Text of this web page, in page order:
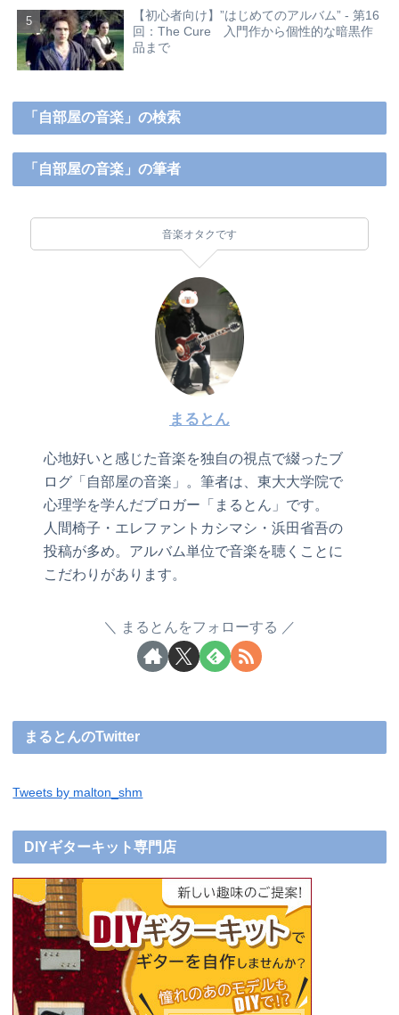
【初心者向け】”はじめてのアルバム” - 第16
回：The Cure 入門作から個性的な暗黒作
品まで
「自部屋の音楽」の検索
「自部屋の音楽」の筆者
音楽オタクです
まるとん
心地好いと感じた音楽を独自の視点で綴ったブ
ログ「自部屋の音楽」。筆者は、東大大学院で
心理学を学んだブロガー「まるとん」です。
人間椅子・エレファントカシマシ・浜田省吾の
投稿が多め。アルバム単位で音楽を聴くことに
こだわりがあります。
まるとんをフォローする
まるとんのTwitter
Tweets by malton_shm
DIYギターキット専門店